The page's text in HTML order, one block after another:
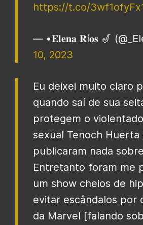
https://t.co/
— •𝐄𝐥𝐞𝐧𝐚 𝐑í𝐨𝐬 🎷
10, 2023
Eu deixei muito claro
quando saí de sua
protegem o
sexual Tenoch Huerta
publicaram nada
Entretanto foram me
um show cheios de
evitar escândalos por
da Marvel [falando